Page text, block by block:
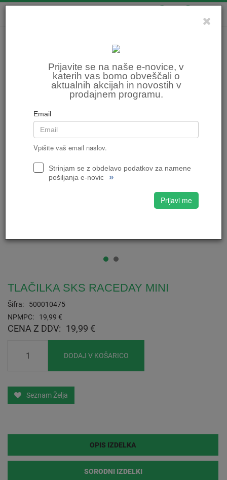
Prijavite se na naše e-novice, v
katerih vas bomo obveščali o
aktualnih akcijah in novostih v
prodajnem programu.
Email
Vpišite vaš email naslov.
Strinjam se z obdelavo podatkov za namene
pošiljanja e-novic
»
Prijavi me
TLAČILKA SKS RACEDAY MINI
Šifra:
500010475
NPMPC:
19,99 €
CENA Z DDV: 19,99 €
DODAJ V KOŠARICO
Seznam Želja
OPIS IZDELKA
SORODNI IZDELKI